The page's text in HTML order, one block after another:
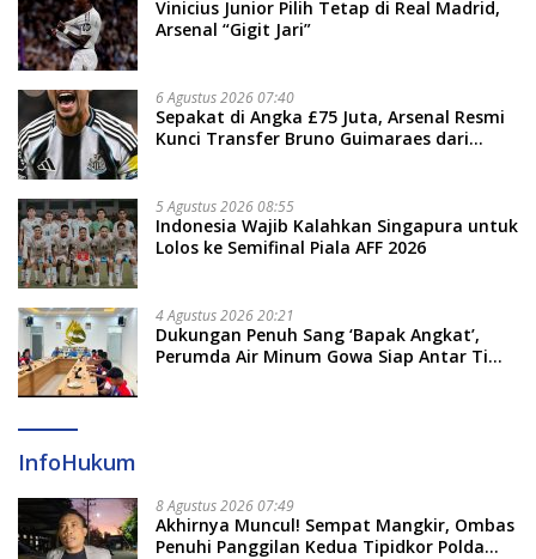
Vinicius Junior Pilih Tetap di Real Madrid,
Arsenal “Gigit Jari”
6 Agustus 2026 07:40
Sepakat di Angka £75 Juta, Arsenal Resmi
Kunci Transfer Bruno Guimaraes dari
5 Agustus 2026 08:55
Indonesia Wajib Kalahkan Singapura untuk
Lolos ke Semifinal Piala AFF 2026
4 Agustus 2026 20:21
Dukungan Penuh Sang ‘Bapak Angkat’,
Perumda Air Minum Gowa Siap Antar Tim
InfoHukum
8 Agustus 2026 07:49
Akhirnya Muncul! Sempat Mangkir, Ombas
Penuhi Panggilan Kedua Tipidkor Polda